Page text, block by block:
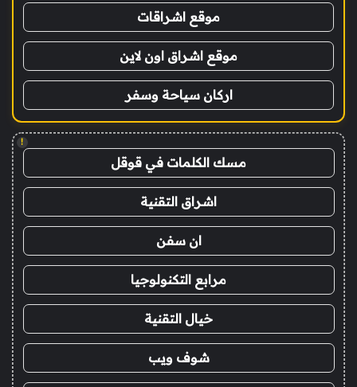
موقع اشراقات
موقع اشراق اون لاين
اركان سياحة وسفر
!
مسك الكلمات في قوقل
اشراق التقنية
ان سفن
مرابع التكنولوجيا
خيال التقنية
شوف ويب